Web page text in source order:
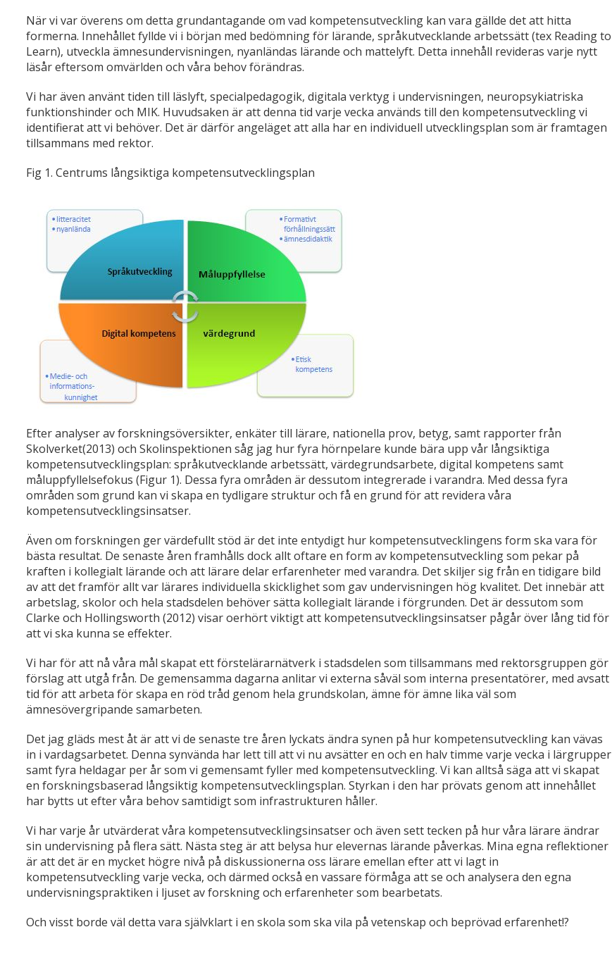
När vi var överens om detta grundantagande om vad kompetensutveckling kan vara gällde det att hitta
formerna. Innehållet fyllde vi i början med bedömning för lärande, språkutvecklande arbetssätt (tex Reading to
Learn), utveckla ämnesundervisningen, nyanländas lärande och mattelyft. Detta innehåll revideras varje nytt
läsår eftersom omvärlden och våra behov förändras.
Vi har även använt tiden till läslyft, specialpedagogik, digitala verktyg i undervisningen, neuropsykiatriska
funktionshinder och MIK. Huvudsaken är att denna tid varje vecka används till den kompetensutveckling vi
identifierat att vi behöver. Det är därför angeläget att alla har en individuell utvecklingsplan som är framtagen
tillsammans med rektor.
Fig 1. Centrums långsiktiga kompetensutvecklingsplan
Efter analyser av forskningsöversikter, enkäter till lärare, nationella prov, betyg, samt rapporter från
Skolverket(2013) och Skolinspektionen såg jag hur fyra hörnpelare kunde bära upp vår långsiktiga
kompetensutvecklingsplan: språkutvecklande arbetssätt, värdegrundsarbete, digital kompetens samt
måluppfyllelsefokus (Figur 1). Dessa fyra områden är dessutom integrerade i varandra. Med dessa fyra
områden som grund kan vi skapa en tydligare struktur och få en grund för att revidera våra
kompetensutvecklingsinsatser.
Även om forskningen ger värdefullt stöd är det inte entydigt hur kompetensutvecklingens form ska vara för
bästa resultat. De senaste åren framhålls dock allt oftare en form av kompetensutveckling som pekar på
kraften i kollegialt lärande och att lärare delar erfarenheter med varandra. Det skiljer sig från en tidigare bild
av att det framför allt var lärares individuella skicklighet som gav undervisningen hög kvalitet. Det innebär att
arbetslag, skolor och hela stadsdelen behöver sätta kollegialt lärande i förgrunden. Det är dessutom som
Clarke och Hollingsworth (2012) visar oerhört viktigt att kompetensutvecklingsinsatser pågår över lång tid för
att vi ska kunna se effekter.
Vi har för att nå våra mål skapat ett förstelärarnätverk i stadsdelen som tillsammans med rektorsgruppen gör
förslag att utgå från. De gemensamma dagarna anlitar vi externa såväl som interna presentatörer, med avsatt
tid för att arbeta för skapa en röd tråd genom hela grundskolan, ämne för ämne lika väl som
ämnesövergripande samarbeten.
Det jag gläds mest åt är att vi de senaste tre åren lyckats ändra synen på hur kompetensutveckling kan vävas
in i vardagsarbetet. Denna synvända har lett till att vi nu avsätter en och en halv timme varje vecka i lärgrupper
samt fyra heldagar per år som vi gemensamt fyller med kompetensutveckling. Vi kan alltså säga att vi skapat
en forskningsbaserad långsiktig kompetensutvecklingsplan. Styrkan i den har prövats genom att innehållet
har bytts ut efter våra behov samtidigt som infrastrukturen håller.
Vi har varje år utvärderat våra kompetensutvecklingsinsatser och även sett tecken på hur våra lärare ändrar
sin undervisning på flera sätt. Nästa steg är att belysa hur elevernas lärande påverkas. Mina egna reflektioner
är att det är en mycket högre nivå på diskussionerna oss lärare emellan efter att vi lagt in
kompetensutveckling varje vecka, och därmed också en vassare förmåga att se och analysera den egna
undervisningspraktiken i ljuset av forskning och erfarenheter som bearbetats.
Och visst borde väl detta vara självklart i en skola som ska vila på vetenskap och beprövad erfarenhet!?